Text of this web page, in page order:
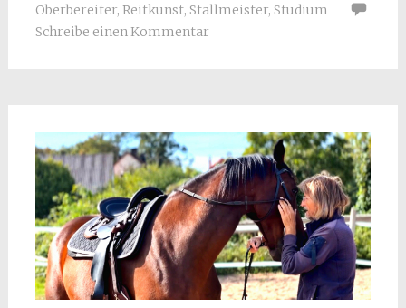
Oberbereiter, Reitkunst, Stallmeister, Studium
Schreibe einen Kommentar